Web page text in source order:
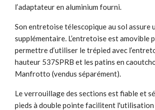
l’adaptateur en aluminium fourni.
Son entretoise télescopique au sol assure
supplémentaire. L’entretoise est amovible
permettre d’utiliser le trépied avec
hauteur 537SPRB et les patins en
Manfrotto (vendus séparément).
Le verrouillage des sections est fiable et
pieds à double pointe facilitent l'utilisation